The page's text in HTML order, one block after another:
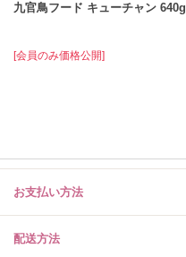
九官鳥フード キューチャン 640g
[会員のみ価格公開]
お支払い方法
配送方法